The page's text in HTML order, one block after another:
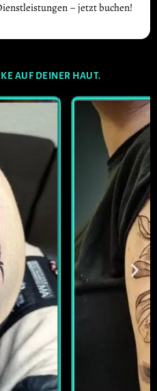
– jetzt buchen!
AUF DEINER HAUT.